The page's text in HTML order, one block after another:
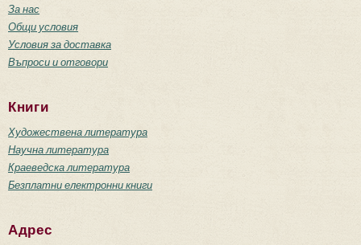
За нас
Общи условия
Условия за доставка
Въпроси и отговори
Книги
Художествена литература
Научна литература
Краеведска литература
Безплатни електронни книги
Адрес